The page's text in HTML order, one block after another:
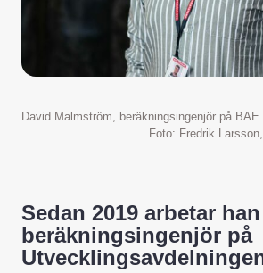
David Malmström, beräkningsingenjör på
Foto: Fredrik
Sedan 2019 arbetar
beräkningsingenjör på